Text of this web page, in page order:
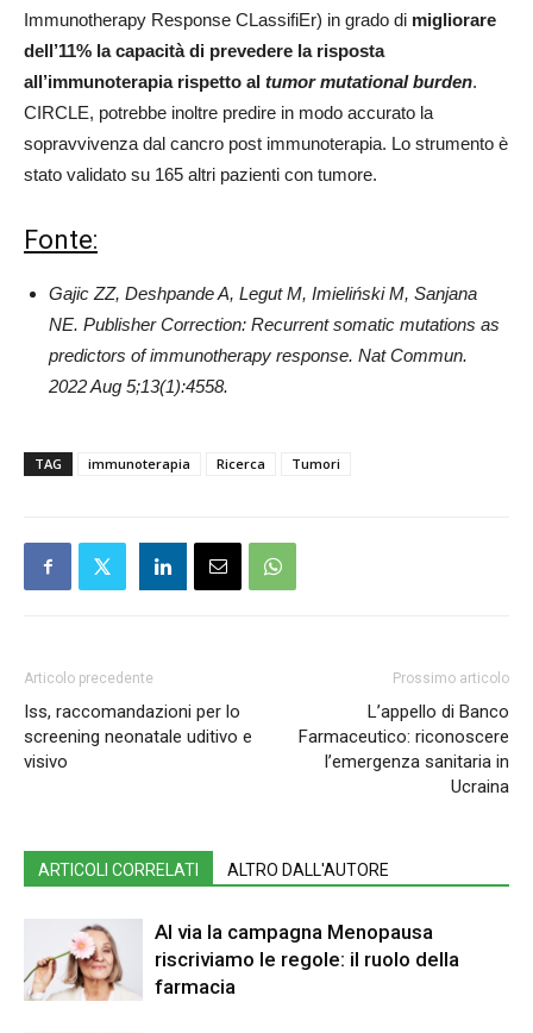
Immunotherapy Response CLassifiEr) in grado di migliorare
dell’11% la capacità di prevedere la risposta
all’immunoterapia rispetto al tumor mutational burden.
CIRCLE, potrebbe inoltre predire in modo accurato la
sopravvivenza dal cancro post immunoterapia. Lo strumento è
stato validato su 165 altri pazienti con tumore.
Fonte:
Gajic ZZ, Deshpande A, Legut M, Imieliński M, Sanjana
NE. Publisher Correction: Recurrent somatic mutations as
predictors of immunotherapy response. Nat Commun.
2022 Aug 5;13(1):4558.
TAG immunoterapia Ricerca Tumori
Articolo precedente
Iss, raccomandazioni per lo
screening neonatale uditivo e
visivo
Prossimo articolo
L’appello di Banco
Farmaceutico: riconoscere
l’emergenza sanitaria in
Ucraina
ARTICOLI CORRELATI ALTRO DALL'AUTORE
Al via la campagna Menopausa
riscriviamo le regole: il ruolo della
farmacia